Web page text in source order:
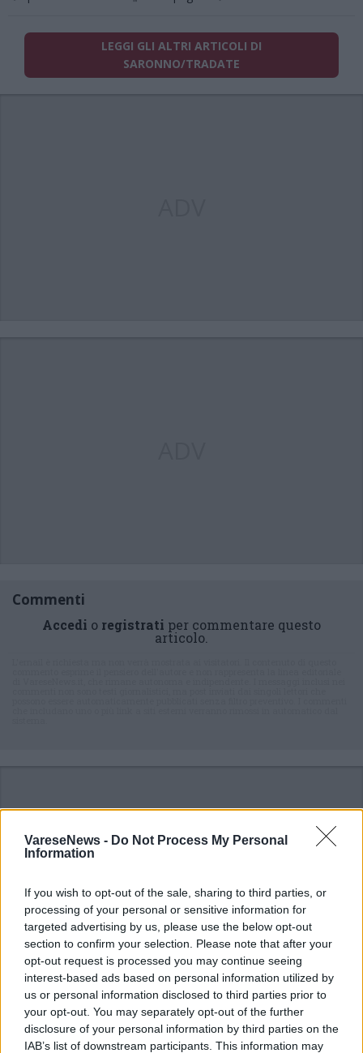
VareseNews - Do Not Process My Personal
Information
If you wish to opt-out of the sale, sharing to third parties, or
processing of your personal or sensitive information for
targeted advertising by us, please use the below opt-out
section to confirm your selection. Please note that after your
opt-out request is processed you may continue seeing
interest-based ads based on personal information utilized by
us or personal information disclosed to third parties prior to
your opt-out. You may separately opt-out of the further
disclosure of your personal information by third parties on the
IAB’s list of downstream participants. This information may
LEGGI GLI ALTRI ARTICOLI DI
SARONNO/TRADATE
Commenti
Accedi o registrati per commentare questo
articolo.
ALTRE NOTIZIE DI SARONNO